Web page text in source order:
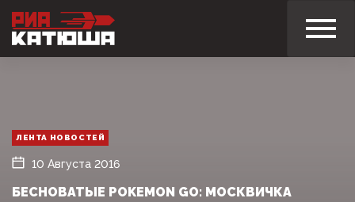
ЛЕНТА НОВОСТЕЙ
10 Августа 2016
БЕСНОВАТЫЕ POKEMON GO: МОСКВИЧКА